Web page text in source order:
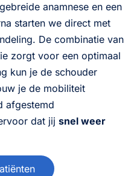
anamnese en een
starten we direct met
De combinatie van
zorgt voor een optimaal
kun je de schouder
je de mobiliteit
afgestemd
dat jij snel weer